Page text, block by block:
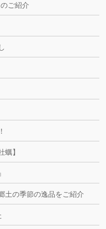
ご紹介
蠣】
土の季節の逸品をご紹介